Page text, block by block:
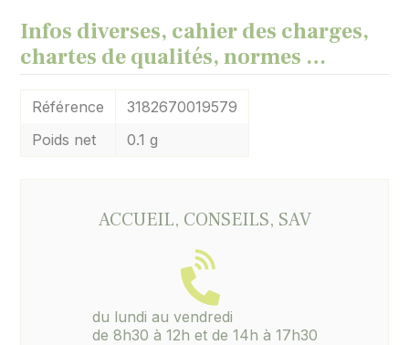
Infos diverses, cahier des charges,
chartes de qualités, normes …
Référence
3182670019579
Poids net
0.1 g
ACCUEIL, CONSEILS, SAV
du lundi au vendredi
de 8h30 à 12h et de 14h à 17h30